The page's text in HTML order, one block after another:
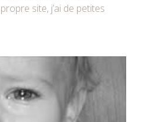
site, j’ai de petites